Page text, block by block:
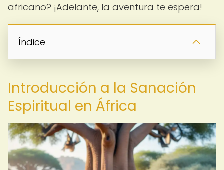
africano? ¡Adelante, la aventura te espera!
Índice
Introducción a la Sanación
Espiritual en África